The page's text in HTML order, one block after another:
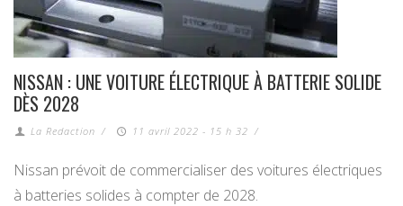
NISSAN : UNE VOITURE ÉLECTRIQUE À BATTERIE SOLIDE
DÈS 2028
La Redaction / 11 avril 2022 - 15 h 32 /
Nissan prévoit de commercialiser des voitures électriques
à batteries solides à compter de 2028.